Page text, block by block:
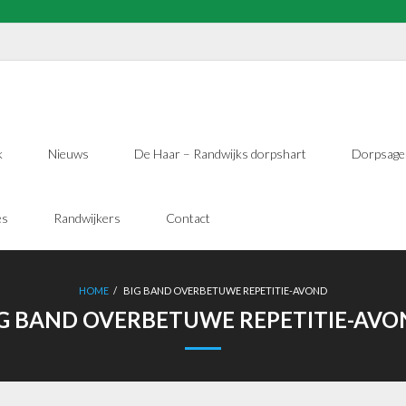
Nieuws De Haar – Randwijks dorpshart
Randwijkers Contact
HOME / BIG BAND OVERBETUWE REPETITIE-AVOND
BAND OVERBETUWE REPETITIE-